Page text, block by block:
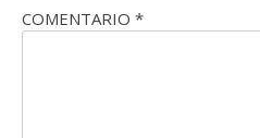
COMENTARIO *